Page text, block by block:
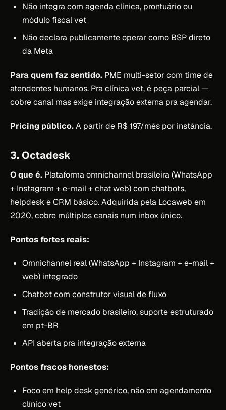
Não integra com agenda clínica, prontuário ou
módulo fiscal vet
Não declara publicamente operar como BSP direto
da Meta
Para quem faz sentido. PME multi-setor com time de
atendentes humanos. Pra clínica vet, é peça parcial —
cobre canal mas exige integração externa pra agendar.
Pricing público.A partir de R$ 197/mês por instância.
3. Octadesk
O que é. Plataforma omnichannel brasileira (WhatsApp
+ Instagram + e-mail + chat web) com chatbots,
helpdesk e CRM básico. Adquirida pela Locaweb em
2020, cobre múltiplos canais num inbox único.
Pontos fortes reais:
Omnichannel real (WhatsApp + Instagram + e-mail +
web) integrado
Chatbot com construtor visual de fluxo
Tradição de mercado brasileiro, suporte estruturado
em pt-BR
API aberta pra integração externa
Pontos fracos honestos:
Foco em help desk genérico, não em agendamento
clínico vet